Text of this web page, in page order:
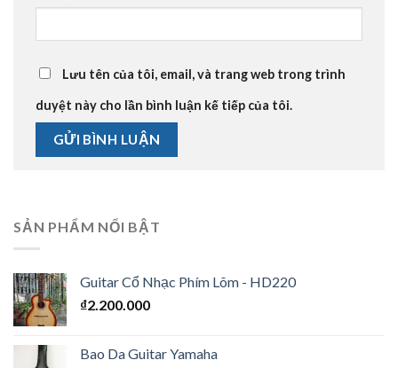
Lưu tên của tôi, email, và trang web trong trình
duyệt này cho lần bình luận kế tiếp của tôi.
SẢN PHẨM NỔI BẬT
Guitar Cổ Nhạc Phím Lõm - HD220
₫2.200.000
Bao Da Guitar Yamaha